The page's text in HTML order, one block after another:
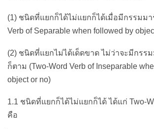
(1) ชนิดที่แยกก็ได้ไม่แยกก็ได้เมื่อมีกรรมมา
Verb of Separable when followed by
(2) ชนิดที่แยกไม่ได้เด็ดขาด ไม่ว่าจะมีกรร
ก็ตาม (Two-Word Verb of Inseparable
object or no)
1.1 ชนิดที่แยกก็ได้ไม่แยกก็ได้ ได้แก่ Two-
คือ